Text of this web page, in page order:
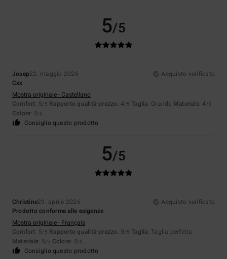
5/5
Josep22. maggio 2026
Acquisto verificato
Cxx
Mostra originale - Castellano
Comfort: 5/5 Rapporto qualità-prezzo: 4/5 Taglia: Grande Materiale: 4 /5
Colore: 5/5
Consiglio questo prodotto
5/5
Christine29. aprile 2026
Acquisto verificato
Prodotto conforme alle esigenze
Mostra originale - Français
Comfort: 5/5 Rapporto qualità-prezzo: 5/5 Taglia: Taglia perfetta
Materiale: 5/5 Colore: 5/5
Consiglio questo prodotto